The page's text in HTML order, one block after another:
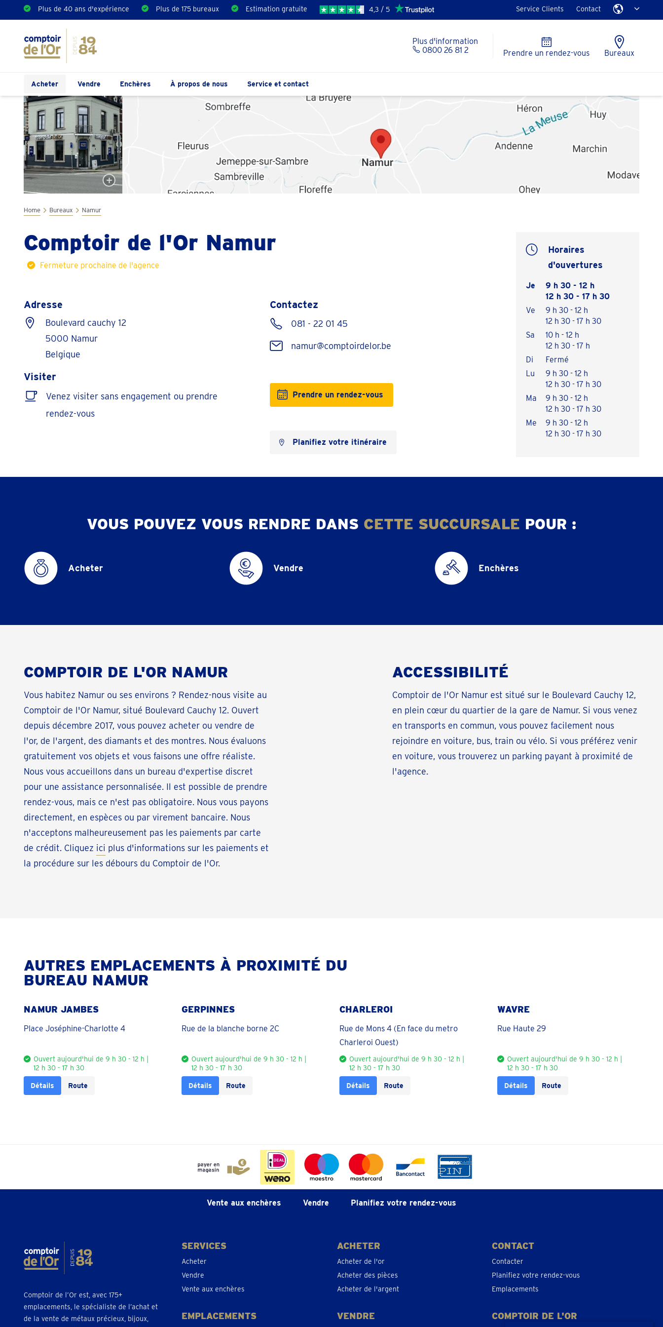
Plus de 40 ans d'expérience Plus de 175 bureaux Estimation gratuite 4,3 / 5 Service Clients Contact
Plus d'information
0800 26 81 2
Prendre un rendez-vous Bureaux
Acheter Vendre Enchères À propos de nous Service et contact
Home Bureaux Namur
Comptoir de l'Or Namur
Fermeture prochaine de l'agence
Adresse
Boulevard cauchy 12
5000 Namur
Belgique
Visiter
Venez visiter sans engagement ou prendre
rendez-vous
Contactez
081 - 22 01 45
namur@comptoirdelor.be
Prendre un rendez-vous
Planifiez votre itinéraire
Horaires
d'ouvertures
Je
9 h 30 - 12 h
12 h 30 - 17 h 30
Ve
9 h 30 - 12 h
12 h 30 - 17 h 30
Sa
10 h - 12 h
12 h 30 - 17 h
Di
Fermé
Lu
9 h 30 - 12 h
12 h 30 - 17 h 30
Ma
9 h 30 - 12 h
12 h 30 - 17 h 30
Me
9 h 30 - 12 h
12 h 30 - 17 h 30
VOUS POUVEZ VOUS RENDRE DANS CETTE SUCCURSALE POUR :
Acheter Vendre Enchères
COMPTOIR DE L'OR NAMUR
Vous habitez Namur ou ses environs ? Rendez-nous visite au
Comptoir de l'Or Namur, situé Boulevard Cauchy 12. Ouvert
depuis décembre 2017, vous pouvez acheter ou vendre de
l'or, de l'argent, des diamants et des montres. Nous évaluons
gratuitement vos objets et vous faisons une offre réaliste.
Nous vous accueillons dans un bureau d'expertise discret
pour une assistance personnalisée. Il est possible de prendre
rendez-vous, mais ce n'est pas obligatoire. Nous vous payons
directement, en espèces ou par virement bancaire. Nous
n'acceptons malheureusement pas les paiements par carte
de crédit. Cliquez ici plus d'informations sur les paiements et
la procédure sur les débours du Comptoir de l'Or.
ACCESSIBILITÉ
Comptoir de l'Or Namur est situé sur le Boulevard Cauchy 12,
en plein cœur du quartier de la gare de Namur. Si vous venez
en transports en commun, vous pouvez facilement nous
rejoindre en voiture, bus, train ou vélo. Si vous préférez venir
en voiture, vous trouverez un parking payant à proximité de
l'agence.
AUTRES EMPLACEMENTS À PROXIMITÉ DU
BUREAU NAMUR
NAMUR JAMBES
Place Joséphine-Charlotte 4
Ouvert aujourd'hui de 9 h 30 - 12 h |
12 h 30 - 17 h 30
Détails Route
GERPINNES
Rue de la blanche borne 2C
Ouvert aujourd'hui de 9 h 30 - 12 h |
12 h 30 - 17 h 30
Détails Route
CHARLEROI
Rue de Mons 4 (En face du metro
Charleroi Ouest)
Ouvert aujourd'hui de 9 h 30 - 12 h |
12 h 30 - 17 h 30
Détails Route
WAVRE
Rue Haute 29
Ouvert aujourd'hui de 9 h 30 - 12 h |
12 h 30 - 17 h 30
Détails Route
Vente aux enchères Vendre Planifiez votre rendez-vous
Comptoir de l’Or est, avec 175+
emplacements, le spécialiste de l’achat et
de la vente de métaux précieux, bijoux,
SERVICES
Acheter
Vendre
Vente aux enchères
EMPLACEMENTS
ACHETER
Acheter de l'or
Acheter des pièces
Acheter de l'argent
VENDRE
CONTACT
Contacter
Planifiez votre rendez-vous
Emplacements
COMPTOIR DE L'OR